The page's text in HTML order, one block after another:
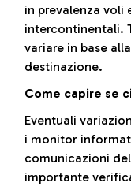
in prevalenza voli
intercontinentali.
variare in base
destinazione.
Come capire se
Eventuali
i monitor
comunicazioni
importante